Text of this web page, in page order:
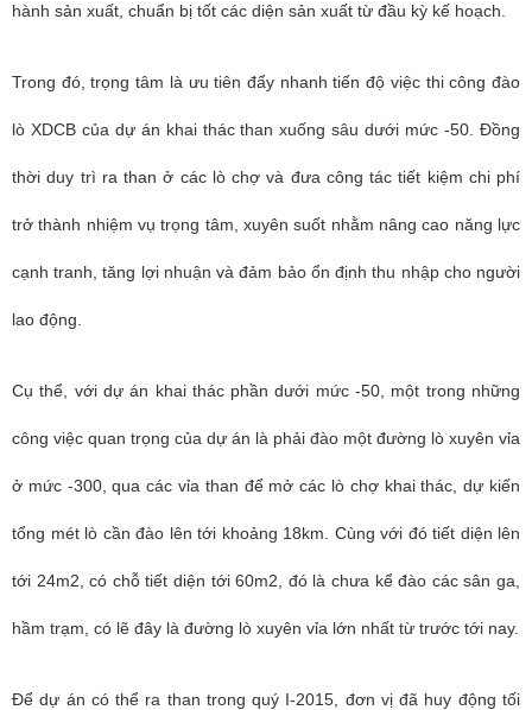
hành sản xuất, chuẩn bị tốt các diện sản xuất từ đầu kỳ kế hoạch.
Trong đó, trọng tâm là ưu tiên đẩy nhanh tiến độ việc thi công đào
lò XDCB của dự án khai thác than xuống sâu dưới mức -50. Đồng
thời duy trì ra than ở các lò chợ và đưa công tác tiết kiệm chi phí
trở thành nhiệm vụ trọng tâm, xuyên suốt nhằm nâng cao năng lực
cạnh tranh, tăng lợi nhuận và đảm bảo ổn định thu nhập cho người
lao động.
Cụ thể, với dự án khai thác phần dưới mức -50, một trong những
công việc quan trọng của dự án là phải đào một đường lò xuyên vỉa
ở mức -300, qua các vỉa than để mở các lò chợ khai thác, dự kiến
tổng mét lò cần đào lên tới khoảng 18km. Cùng với đó tiết diện lên
tới 24m2, có chỗ tiết diện tới 60m2, đó là chưa kể đào các sân ga,
hầm trạm, có lẽ đây là đường lò xuyên vỉa lớn nhất từ trước tới nay.
Để dự án có thể ra than trong quý I-2015, đơn vị đã huy động tối